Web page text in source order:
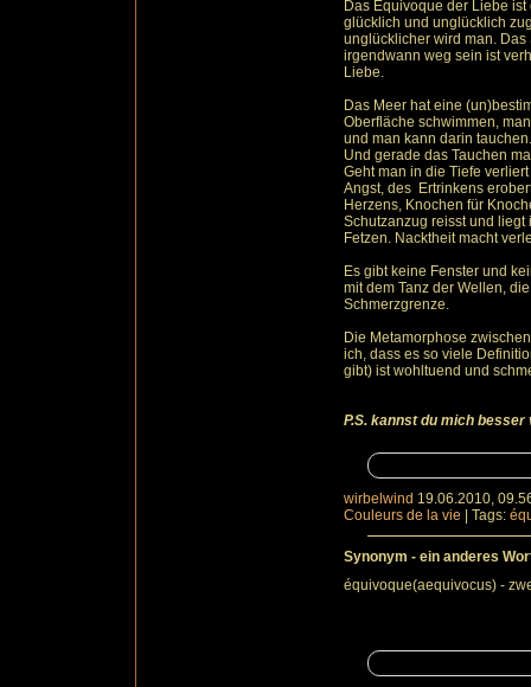
Das Équivoque der Liebe
glücklich und unglücklich
unglücklicher wird man.
irgendwann weg sein ist
Liebe.
Das Meer hat eine
Oberfläche schwimmen,
und man kann darin tauchen.
Und gerade das Tauchen
Geht man in die Tiefe
Angst, des Ertrinkens
Herzens, Knochen für
Schutzanzug reisst und
Fetzen. Nacktheit macht
Es gibt keine Fenster und
mit dem Tanz der Wellen,
Schmerzgrenze.
Die Metamorphose
ich, dass es so viele
gibt) ist wohltuend und
P.S. kannst du mich
wirbelwind 19.06.2010,
Couleurs de la vie
Tags:
Synonym - ein anderes
équivoque(aequivocus) -